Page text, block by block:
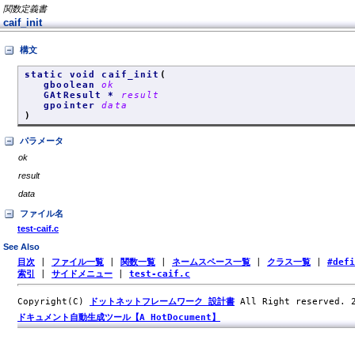
関数定義書
caif_init
構文
static void caif_init (
gbooleanok
GAtResult *
result
gpointerdata
)
パラメータ
ok
result
data
ファイル名
test-caif.c
See Also
目次 ファイル一覧 関数一覧 ネームスペース一覧 クラス一覧
索引
サイドメニュー test-caif.c
Copyright(C) ドットネットフレームワーク 設計書 All Right reserved.
ドキュメント自動生成ツール【A HotDocument】